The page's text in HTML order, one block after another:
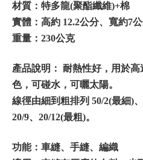
材質：特多龍(聚酯纖維)+棉
實體：高約 12.2公分、寬約7
重量：230公克
產品說明： 耐熱性好，用於
色，可碰水，可曬太陽。
線徑由細到粗排列 50/2(最細)、
20/9、20/12(最粗)。
功能：車縫、手縫、編織